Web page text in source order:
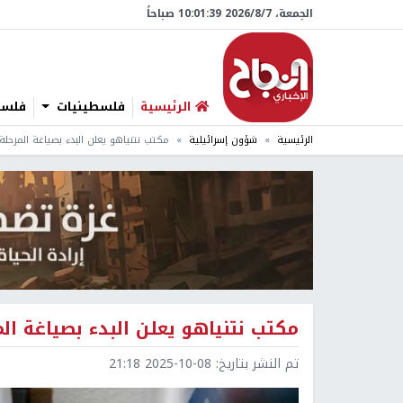
الجمعة، 7/‏8/‏2026 10:01:40 صباحاً
الرئيسية فلسطينيات
الرئيسية شؤون إسرائيلية مكتب نتنياهو يعلن البدء بصياغة
مكتب نتنياهو يعلن البدء بصياغة
تم النشر بتاريخ: 2025-10-08 21:18